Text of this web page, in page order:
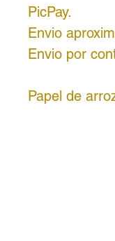
PicPay.
Envio
Envio por
Papel de